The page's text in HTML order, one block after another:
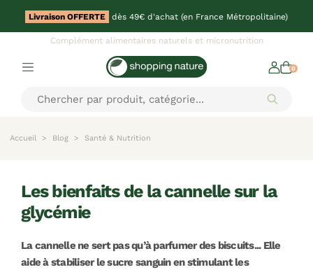
Livraison OFFERTE dès 49€ d'achat (en France Métropolitaine)
Complément alimentaires naturels et micronutrition
0
Accueil Blog Santé & Nutrition
les bienfaits de la cannelle sur la
glycémie
La cannelle ne sert pas qu’à parfumer des biscuits... Elle
aide à stabiliser le sucre sanguin en stimulant les